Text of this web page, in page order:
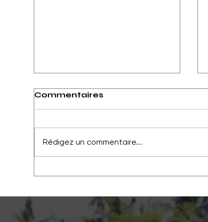
Je trouve mon but
Commentaires
Rédigez un commentaire...